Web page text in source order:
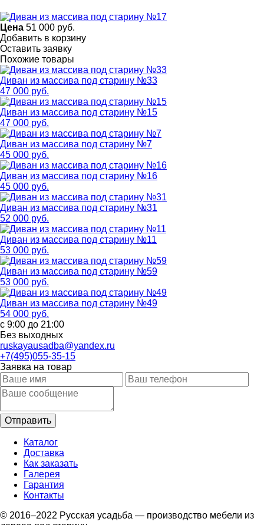
Цена 51 000 руб.
Добавить в корзину
Оставить заявку
Похожие товары
Диван из массива под старину №33
47 000 руб.
Диван из массива под старину №15
47 000 руб.
Диван из массива под старину №7
45 000 руб.
Диван из массива под старину №16
45 000 руб.
Диван из массива под старину №31
52 000 руб.
Диван из массива под старину №11
53 000 руб.
Диван из массива под старину №59
53 000 руб.
Диван из массива под старину №49
54 000 руб.
с 9:00 до 21:00
Без выходных
ruskayausadba@yandex.ru
+7(495)055-35-15
Заявка на товар
Каталог
Доставка
Как заказать
Галерея
Гарантия
Контакты
© 2016–2022 Русская усадьба — производство мебели из